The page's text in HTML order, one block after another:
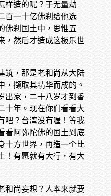
样造的呢？于无量劫
百一十亿佛刹给他选
佛刹国土中，思惟五
，然后才造成这极乐世
筑，那是老和尚从大陆
，撷取其精华而成的。
出家，二十八岁才到香
十年。现在你们看看大
吧？台湾没有喔！等我
看阿弥陀佛的国土到底
十方世界，再造一个比
！有愿就有大行，有大
和尚妄想？人本来就要